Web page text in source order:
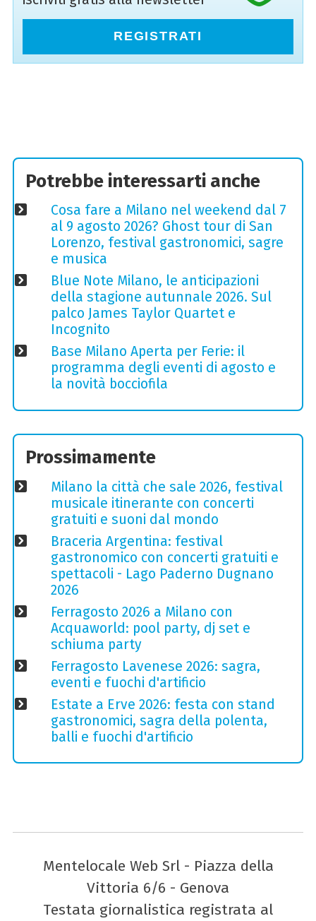
REGISTRATI
Potrebbe interessarti anche
Cosa fare a Milano nel weekend dal 7
al 9 agosto 2026? Ghost tour di San
Lorenzo, festival gastronomici, sagre
e musica
Blue Note Milano, le anticipazioni
della stagione autunnale 2026. Sul
palco James Taylor Quartet e
Incognito
Base Milano Aperta per Ferie: il
programma degli eventi di agosto e
la novità bocciofila
Prossimamente
Milano la città che sale 2026, festival
musicale itinerante con concerti
gratuiti e suoni dal mondo
Braceria Argentina: festival
gastronomico con concerti gratuiti e
spettacoli - Lago Paderno Dugnano
2026
Ferragosto 2026 a Milano con
Acquaworld: pool party, dj set e
schiuma party
Ferragosto Lavenese 2026: sagra,
eventi e fuochi d'artificio
Estate a Erve 2026: festa con stand
gastronomici, sagra della polenta,
balli e fuochi d'artificio
Mentelocale Web Srl - Piazza della
Vittoria 6/6 - Genova
Testata giornalistica registrata al